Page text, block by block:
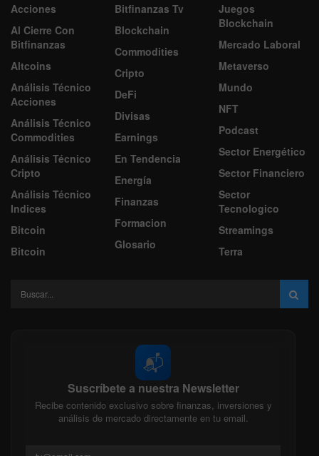
Acciones
Al Cierre Con
Bitfinanzas
Altcoins
Análisis Técnico
Acciones
Análisis Técnico
Commodities
Análisis Técnico
Cripto
Análisis Técnico
Indices
Bitcoin
Bitcoin
Bitfinanzas Tv
Blockchain
Commodities
Cripto
DeFi
Divisas
Earnings
En Tendencia
Energía
Finanzas
Formacion
Glosario
Juegos
Blockchain
Mercado Laboral
Metaverso
Mundo
NFT
Podcast
Sector Energético
Sector Financiero
Sector
Tecnologico
Streamings
Terra
📬
Suscríbete a nuestra Newsletter
Recibe contenido exclusivo sobre finanzas, inversiones y
análisis de mercado directamente en tu email.